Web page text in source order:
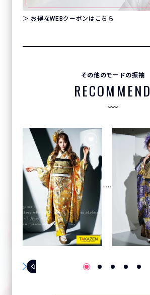
＞ お得なWEBクーポンはこちら
その他のモードの振袖
RECOMMEND